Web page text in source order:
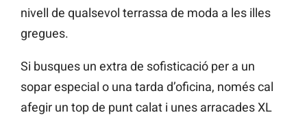
nivell de qualsevol terrassa de moda a les illes
gregues.
Si busques un extra de sofisticació per a un
sopar especial o una tarda d’oficina, només cal
afegir un top de punt calat i unes arracades XL